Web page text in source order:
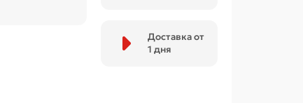
Доставка от
1 дня